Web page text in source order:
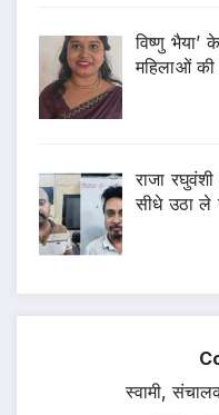
विष्णु भैया’
महिलाओं की
राजा
सीधे उठा ले
स्वामी,